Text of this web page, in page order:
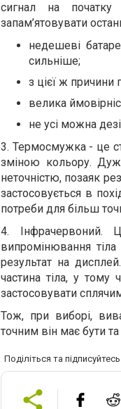
сигнал на початку
запам’ятовувати
недешеві
сильніше;
з цієї ж
велика
не усі можна
3. Термосмужка - це
зміною кольору.
неточністю, позаяк
застосовується в
потреби для більш
4. Інфрачервоний.
випромінювання
результат на
частина тіла, у тому
застосовувати
Тож, при виборі,
точним він має бути
Поділіться та